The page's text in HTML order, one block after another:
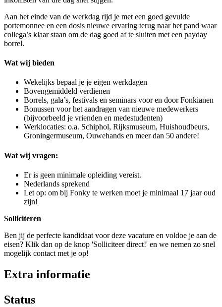
Aan het einde van de werkdag rijd je met een goed gevulde
portemonnee en een dosis nieuwe ervaring terug naar het pand waar
collega’s klaar staan om de dag goed af te sluiten met een payday
borrel.
Wat wij bieden
Wekelijks bepaal je je eigen werkdagen
Bovengemiddeld verdienen
Borrels, gala’s, festivals en seminars voor en door Fonkianen
Bonussen voor het aandragen van nieuwe medewerkers
(bijvoorbeeld je vrienden en medestudenten)
Werklocaties: o.a. Schiphol, Rijksmuseum, Huishoudbeurs,
Groningermuseum, Ouwehands en meer dan 50 andere!
Wat wij vragen:
Er is geen minimale opleiding vereist.
Nederlands sprekend
Let op: om bij Fonky te werken moet je minimaal 17 jaar oud
zijn!
Solliciteren
Ben jij de perfecte kandidaat voor deze vacature en voldoe je aan de
eisen? Klik dan op de knop 'Solliciteer direct!' en we nemen zo snel
mogelijk contact met je op!
Extra informatie
Status